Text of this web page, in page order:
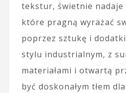
tekstur, świetnie nadaje
które pragną wyrażać
poprzez sztukę i
stylu industrialnym, z
materiałami i otwartą
być doskonałym tłem